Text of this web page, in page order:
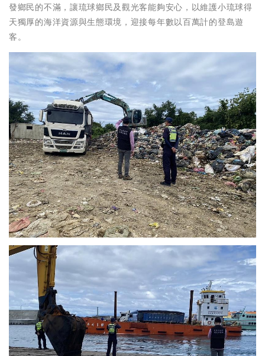
發鄉民的不滿，讓琉球鄉民及觀光客能夠安心，以維護小琉球得
天獨厚的海洋資源與生態環境，迎接每年數以百萬計的登島遊
客。